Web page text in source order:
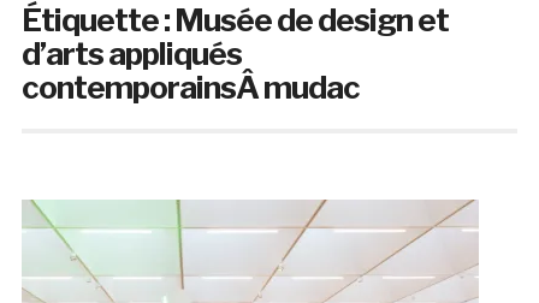
Étiquette :Musée de design et
d’arts appliqués
contemporainsÂ mudac